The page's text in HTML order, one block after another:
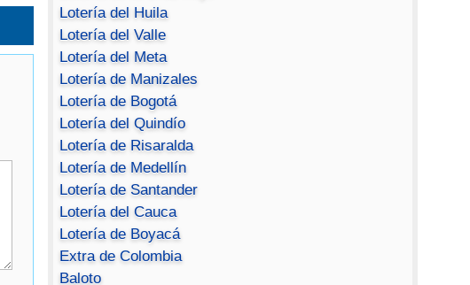
Lotería del Huila
Lotería del Valle
Lotería del Meta
Lotería de Manizales
Lotería de Bogotá
Lotería del Quindío
Lotería de Risaralda
Lotería de Medellín
Lotería de Santander
Lotería del Cauca
Lotería de Boyacá
Extra de Colombia
Baloto